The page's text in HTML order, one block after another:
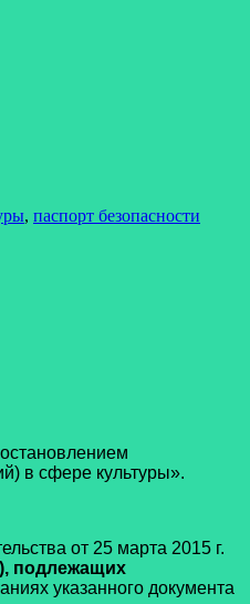
, паспорт безопасности
в сфере культуры».
от 25 марта 2015 г.
подлежащих
указанного документа